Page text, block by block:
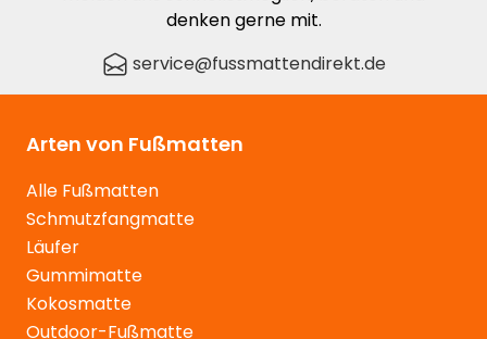
denken gerne mit.
service@fussmattendirekt.de
Arten von Fußmatten
Alle Fußmatten
Schmutzfangmatte
Läufer
Gummimatte
Kokosmatte
Outdoor-Fußmatte